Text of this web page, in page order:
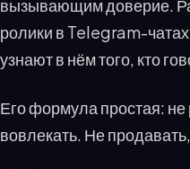
вызывающим доверие.
ролики в Telegram-
узнают в нём того, кто
Его формула простая:
вовлекать. Не